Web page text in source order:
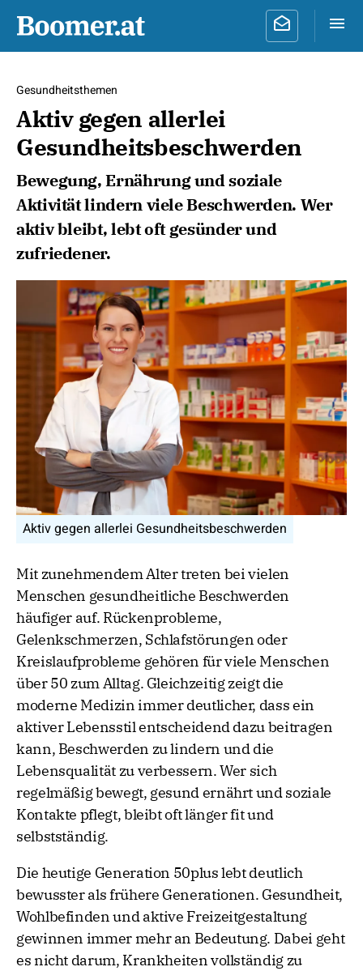
Gesundheitsthemen
Aktiv gegen allerlei
Gesundheitsbeschwerden
Bewegung, Ernährung und soziale
Aktivität lindern viele Beschwerden. Wer
aktiv bleibt, lebt oft gesünder und
zufriedener.
Aktiv gegen allerlei Gesundheitsbeschwerden
Mit zunehmendem Alter treten bei vielen
Menschen gesundheitliche Beschwerden
häufiger auf. Rückenprobleme,
Gelenkschmerzen, Schlafstörungen oder
Kreislaufprobleme gehören für viele Menschen
über 50 zum Alltag. Gleichzeitig zeigt die
moderne Medizin immer deutlicher, dass ein
aktiver Lebensstil entscheidend dazu beitragen
kann, Beschwerden zu lindern und die
Lebensqualität zu verbessern. Wer sich
regelmäßig bewegt, gesund ernährt und soziale
Kontakte pflegt, bleibt oft länger fit und
selbstständig.
Die heutige Generation 50plus lebt deutlich
bewusster als frühere Generationen. Gesundheit,
Wohlbefinden und aktive Freizeitgestaltung
gewinnen immer mehr an Bedeutung. Dabei geht
es nicht darum, Krankheiten vollständig zu